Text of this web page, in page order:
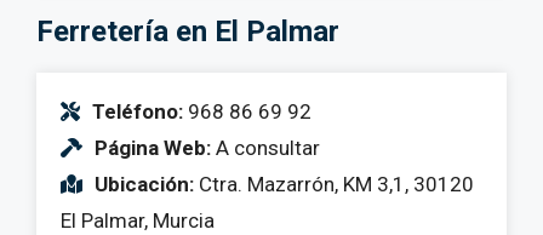
Ferretería en El Palmar
Teléfono: 968 86 69 92
Página Web: A consultar
Ubicación: Ctra. Mazarrón, KM 3,1, 30120
El Palmar, Murcia